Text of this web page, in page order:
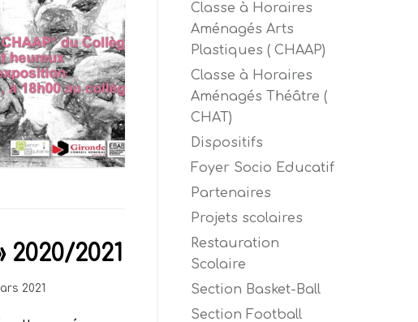
2020/2021
2021
Classe à Horaires
Aménagés Arts
Plastiques ( CHAAP)
Classe à Horaires
Aménagés Théâtre (
CHAT)
Dispositifs
Foyer Socio Educatif
Partenaires
Projets scolaires
Restauration
Scolaire
Section Basket-Ball
Section Football